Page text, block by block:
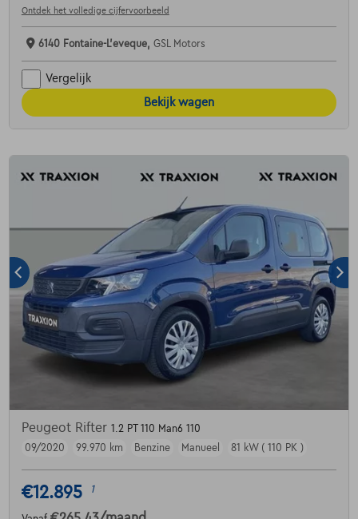
Ontdek het volledige cijfervoorbeeld
6140 Fontaine-L'eveque, GSL Motors
Vergelijk
Bekijk wagen
Peugeot Rifter 1.2 PT 110 Man6 110
09/2020
99.970 km Benzine Manueel 81 kW ( 110 PK )
€12.895 1